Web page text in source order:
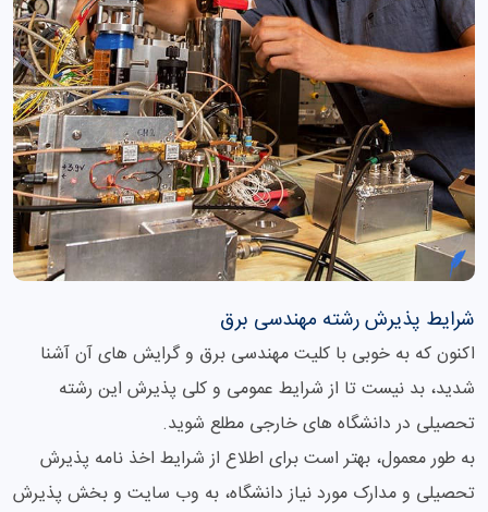
شرایط پذیرش رشته مهندسی برق
اکنون که به خوبی با کلیت مهندسی برق و گرایش های آن آشنا
شدید، بد نیست تا از شرایط عمومی و کلی پذیرش این رشته
تحصیلی در دانشگاه های خارجی مطلع شوید.
به طور معمول، بهتر است برای اطلاع از شرایط اخذ نامه پذیرش
تحصیلی و مدارک مورد نیاز دانشگاه، به وب سایت و بخش پذیرش